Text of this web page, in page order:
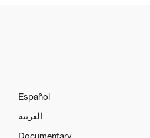
Español
العربية
Documentary